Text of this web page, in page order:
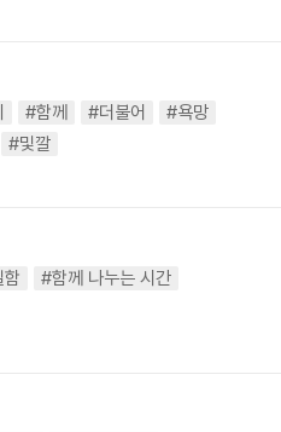
#함께 #더불어
#욕망
#및깔
#함께 나누는 시간